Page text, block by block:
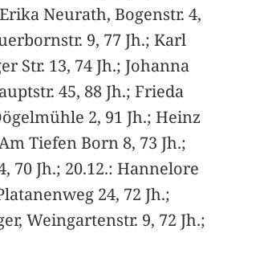
Neurath, Bogenstr. 4,
9, 77 Jh.; Karl
Str. 13, 74 Jh.; Johanna
45, 88 Jh.; Frieda
2, 91 Jh.; Heinz
Tiefen Born 8, 73 Jh.;
70 Jh.; 20.12.: Hannelore
24, 72 Jh.;
Weingartenstr. 9, 72 Jh.;